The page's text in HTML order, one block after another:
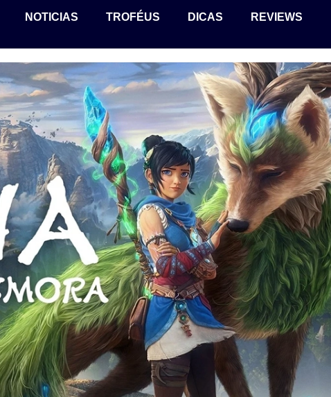
NOTICIAS TROFÉUS DICAS REVIEWS